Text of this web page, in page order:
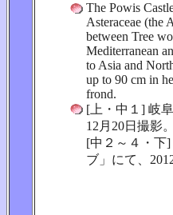
The Powis
Asteraceae (the
between Tree
Mediterranean
to Asia and
up to 90 cm in
frond.
[上・中１] 岐
12月20日撮影。
[中２～４・下
ブ」にて、